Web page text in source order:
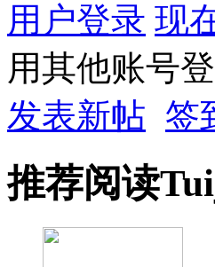
用户登录 现
用其他账号
发表新帖 签
推荐阅读